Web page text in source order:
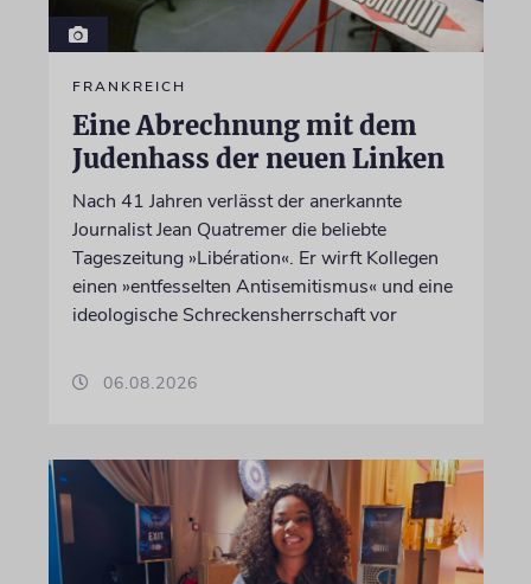
FRANKREICH
Eine Abrechnung mit dem
Judenhass der neuen Linken
Nach 41 Jahren verlässt der anerkannte
Journalist Jean Quatremer die beliebte
Tageszeitung »Libération«. Er wirft Kollegen
einen »entfesselten Antisemitismus« und eine
ideologische Schreckensherrschaft vor
06.08.2026